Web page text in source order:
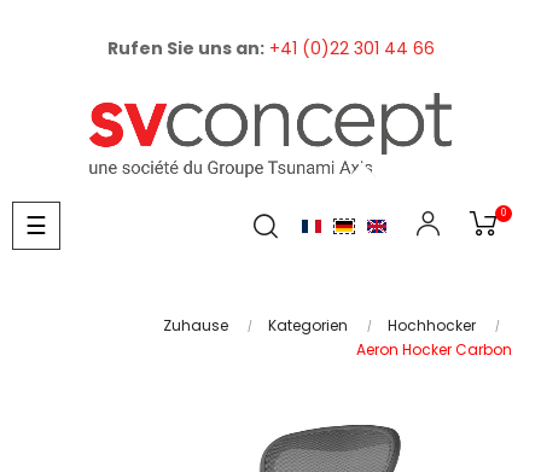
Rufen Sie uns an: +41 (0)22 301 44 66
0
Umschalten
der
☰
Zuhause Kategorien
Hochhocker
Aeron Hocker Carbon